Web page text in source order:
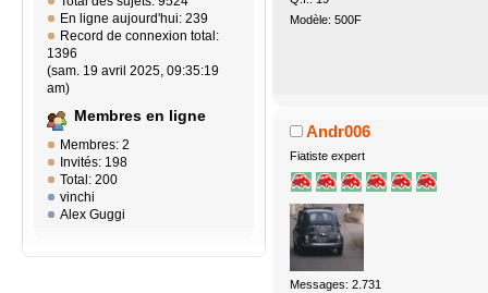
En ligne aujourd'hui: 239
Record de connexion total:
1396
(sam. 19 avril 2025, 09:35:19
am)
Membres en ligne
Membres: 2
Invités: 198
Total: 200
vinchi
Alex Guggi
Modèle: 500F
Andr006
Fiatiste expert
Messages: 2.731